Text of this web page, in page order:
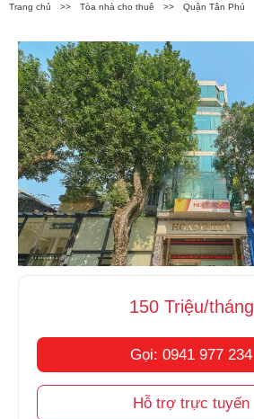
Trang chủ >> Tòa nhà cho thuê >> Quận Tân Phú
150 Triệu/tháng
Gọi: 0941 977 234
Hỗ trợ trực tuyến